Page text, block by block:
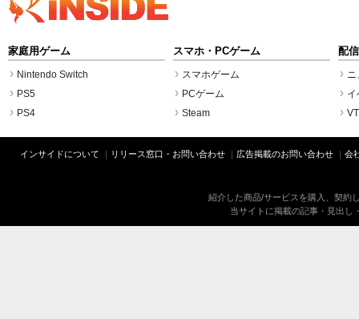
家庭用ゲーム
Nintendo Switch
PS5
PS4
スマホ・PCゲーム
スマホゲーム
PCゲーム
Steam
配
ニ
イ
インサイドについて リリース窓口・お問い合わせ 広告掲載のお問い合わせ 会
紹介した商品/サービスを購入、契約
当サイトに掲載の記事・見出し